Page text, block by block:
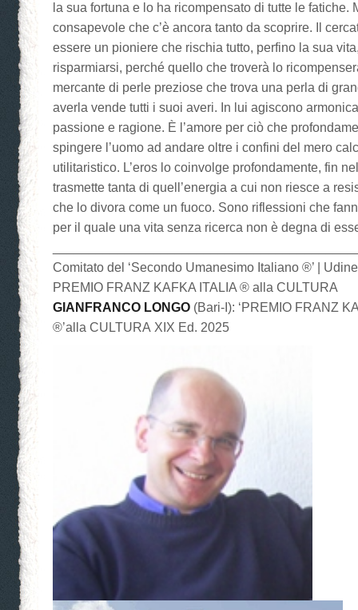
la sua fortuna e lo ha ricompensato di tutte le fatiche.
consapevole che c’è ancora tanto da scoprire. Il
essere un pioniere che rischia tutto, perfino la sua
risparmiarsi, perché quello che troverà lo
mercante di perle preziose che trova una perla di
averla vende tutti i suoi averi. In lui agiscono
passione e ragione. È l’amore per ciò che
spingere l’uomo ad andare oltre i confini del mero
utilitaristico. L’eros lo coinvolge profondamente, fin
trasmette tanta di quell’energia a cui non riesce a
che lo divora come un fuoco. Sono riflessioni che
per il quale una vita senza ricerca non è degna di
Comitato del ‘Secondo Umanesimo Italiano ®’ |
PREMIO FRANZ KAFKA ITALIA ® alla CULTURA
GIANFRANCO LONGO (Bari-I): ‘PREMIO FRANZ
®’alla CULTURA XIX Ed. 2025